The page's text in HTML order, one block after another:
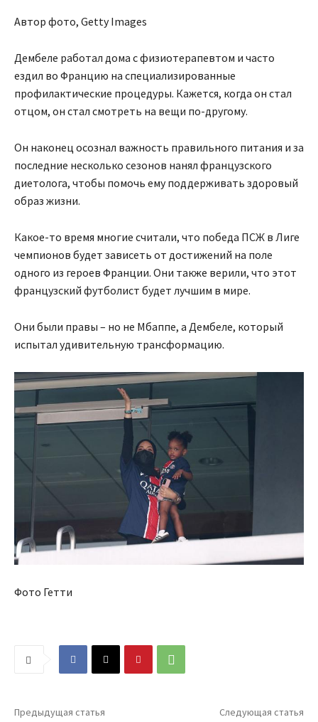
Автор фото, Getty Images
Дембеле работал дома с физиотерапевтом и часто
ездил во Францию на специализированные
профилактические процедуры. Кажется, когда он стал
отцом, он стал смотреть на вещи по-другому.
Он наконец осознал важность правильного питания и за
последние несколько сезонов нанял французского
диетолога, чтобы помочь ему поддерживать здоровый
образ жизни.
Какое-то время многие считали, что победа ПСЖ в Лиге
чемпионов будет зависеть от достижений на поле
одного из героев Франции. Они также верили, что этот
французский футболист будет лучшим в мире.
Они были правы – но не Мбаппе, а Дембеле, который
испытал удивительную трансформацию.
Фото Гетти
Предыдущая статья Следующая статья